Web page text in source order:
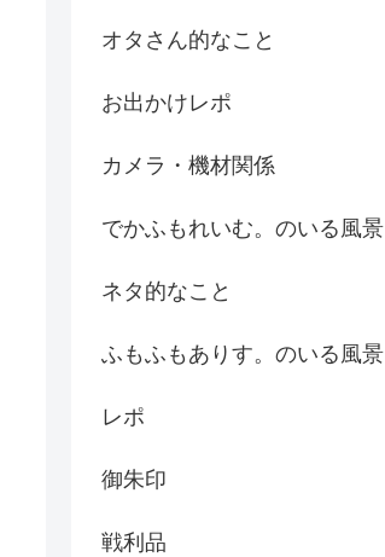
オタさん的なこと
お出かけレポ
カメラ・機材関係
でかふもれいむ。のいる風景
ネタ的なこと
ふもふもありす。のいる風景
レポ
御朱印
戦利品